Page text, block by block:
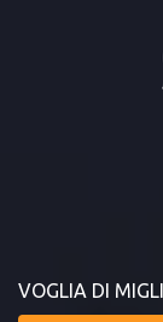
VOGLIA DI